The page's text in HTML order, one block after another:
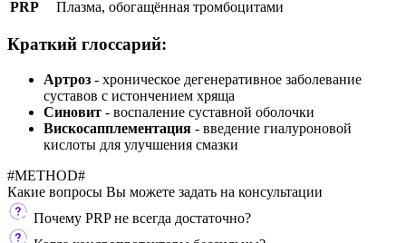
PRP
Плазма, обогащённая тромбоцитами
Краткий глоссарий:
Артроз - хроническое дегенеративное заболевание
суставов с истончением хряща
Синовит - воспаление суставной оболочки
Вискосапплементация - введение гиалуроновой
кислоты для улучшения смазки
#METHOD#
Какие вопросы Вы можете задать на консультации
Почему PRP не всегда достаточно?